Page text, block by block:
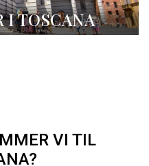
I TOSCANA
VI TIL